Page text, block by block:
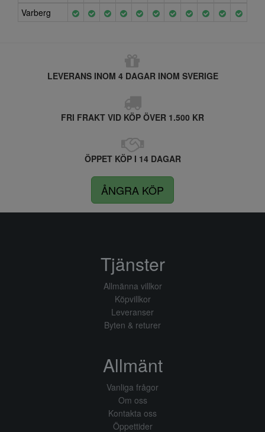
Varberg
LEVERANS INOM 4 DAGAR INOM SVERIGE
FRI FRAKT VID KÖP ÖVER 1.500 KR
ÖPPET KÖP I 14 DAGAR
ÅNGRA KÖP
Tjänster
Allmänna villkor
Köpvillkor
Leveranser
Byten & returer
Allmänt
Vanliga frågor
Om oss
Kontakta oss
Öppettider